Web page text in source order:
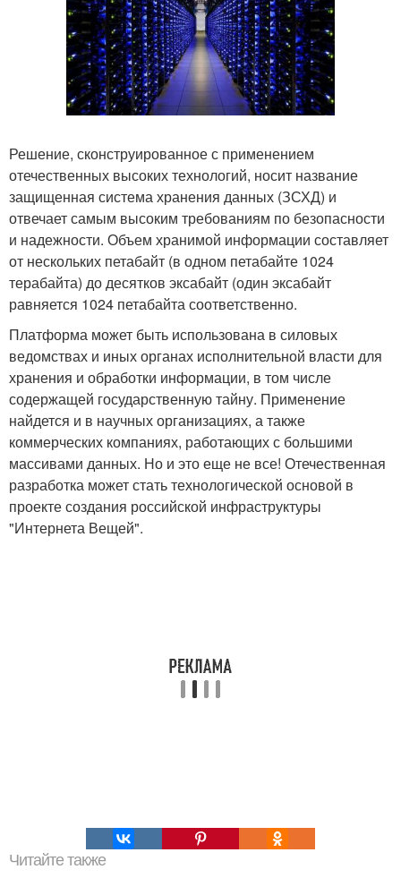
Решение, сконструированное с применением
отечественных высоких технологий, носит название
защищенная система хранения данных (ЗСХД) и
отвечает самым высоким требованиям по безопасности
и надежности. Объем хранимой информации составляет
от нескольких петабайт (в одном петабайте 1024
терабайта) до десятков эксабайт (один эксабайт
равняется 1024 петабайта соответственно.
Платформа может быть использована в силовых
ведомствах и иных органах исполнительной власти для
хранения и обработки информации, в том числе
содержащей государственную тайну. Применение
найдется и в научных организациях, а также
коммерческих компаниях, работающих с большими
массивами данных. Но и это еще не все! Отечественная
разработка может стать технологической основой в
проекте создания российской инфраструктуры
"Интернета Вещей".
Читайте также